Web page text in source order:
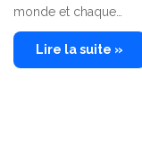
monde et chaque…
Lire la suite »